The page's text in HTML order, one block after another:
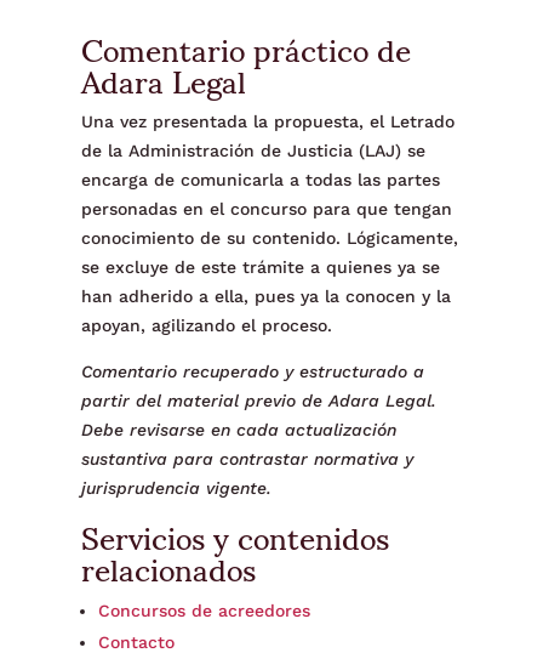
Comentario práctico de
Adara Legal
Una vez presentada la propuesta, el Letrado
de la Administración de Justicia (LAJ) se
encarga de comunicarla a todas las partes
personadas en el concurso para que tengan
conocimiento de su contenido. Lógicamente,
se excluye de este trámite a quienes ya se
han adherido a ella, pues ya la conocen y la
apoyan, agilizando el proceso.
Comentario recuperado y estructurado a
partir del material previo de Adara Legal.
Debe revisarse en cada actualización
sustantiva para contrastar normativa y
jurisprudencia vigente.
Servicios y contenidos
relacionados
Concursos de acreedores
Contacto